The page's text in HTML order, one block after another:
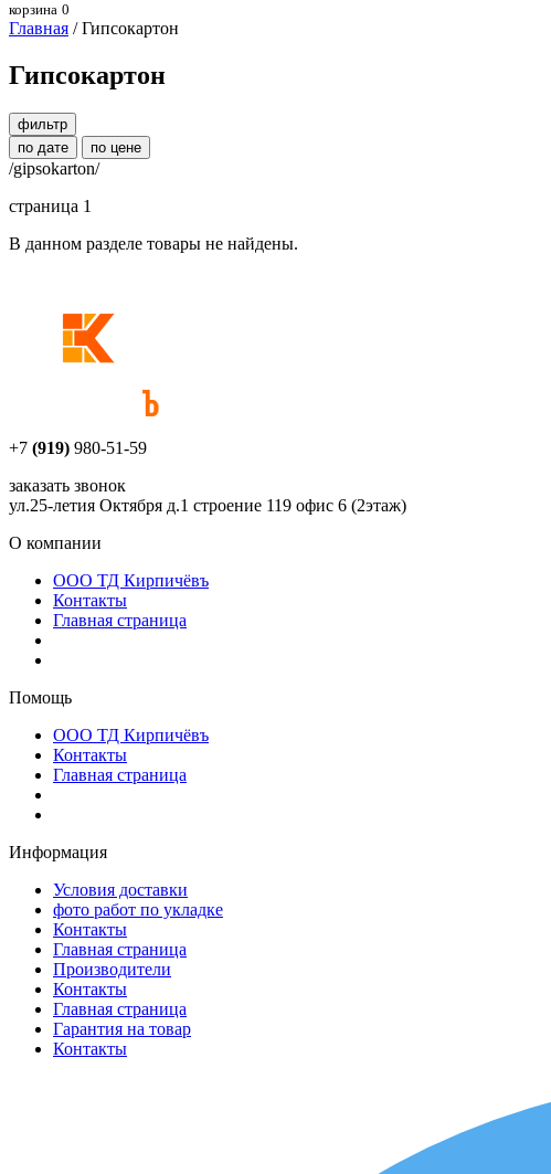
корзина 0
Главная / Гипсокартон
Гипсокартон
фильтр
по дате
по цене
/gipsokarton/
страница 1
В данном разделе товары не найдены.
+7 (919) 980-51-59
заказать звонок
ул.25-летия Октября д.1 строение 119 офис 6 (2этаж)
О компании
ООО ТД Кирпичёвъ
Контакты
Главная страница
Помощь
ООО ТД Кирпичёвъ
Контакты
Главная страница
Информация
Условия доставки
фото работ по укладке
Контакты
Главная страница
Производители
Контакты
Главная страница
Гарантия на товар
Контакты